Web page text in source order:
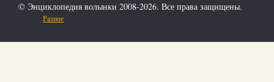
© Энциклопедия волынки 2008-2026. Все права защищены.
Разное